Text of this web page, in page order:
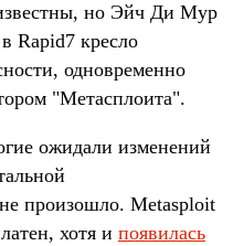
но Эйч Ди Мур
Rapid7 кресло
одновременно
"Метасплоита".
ожидали изменений
произошло. Metasploit
хотя и появилась